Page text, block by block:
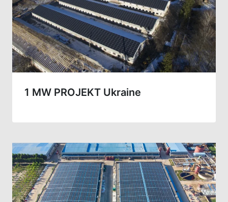
1 MW PROJEKT Ukraine